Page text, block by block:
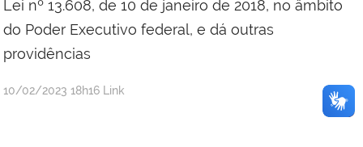
Lei nº 13.608, de 10 de janeiro de 2018, no âmbito
do Poder Executivo federal, e dá outras
providências
por
publicado
10/02/2023 18h16 Link